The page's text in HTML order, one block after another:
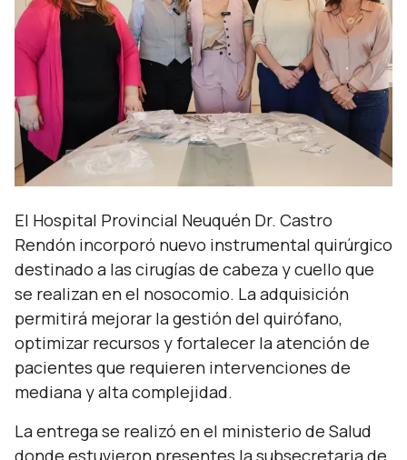
El Hospital Provincial Neuquén Dr. Castro
Rendón incorporó nuevo instrumental quirúrgico
destinado a las cirugías de cabeza y cuello que
se realizan en el nosocomio. La adquisición
permitirá mejorar la gestión del quirófano,
optimizar recursos y fortalecer la atención de
pacientes que requieren intervenciones de
mediana y alta complejidad.
La entrega se realizó en el ministerio de Salud
donde estuvieron presentes la subsecretaria de